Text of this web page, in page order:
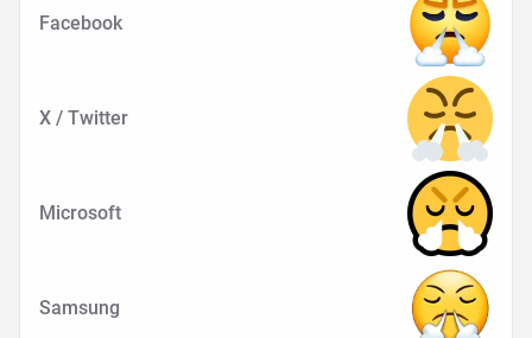
Facebook
X / Twitter
Microsoft
Samsung